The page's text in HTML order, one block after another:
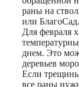
раны на
или БлагоСад.
Для февраля
днем. Это
деревьев
Если
все раны